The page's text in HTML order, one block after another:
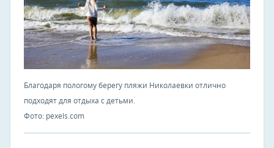
Благодаря пологому берегу пляжи Николаевки отлично
подходят для отдыха с детьми.
Фото: pexels.com